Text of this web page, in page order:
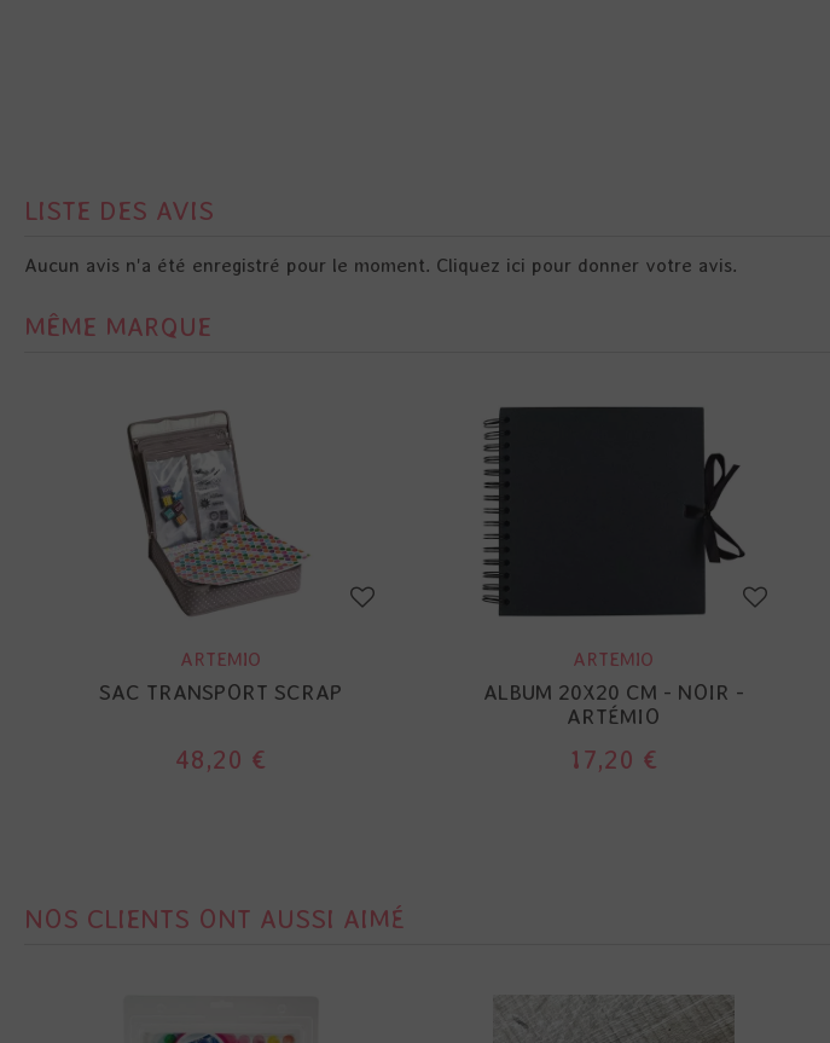
LISTE DES AVIS
Aucun avis n'a été enregistré pour le moment. Cliquez ici pour donner votre avis.
MÊME MARQUE
ARTEMIO
SAC TRANSPORT SCRAP
48,20 €
ARTEMIO
ALBUM 20X20 CM - NOIR -
ARTÉMIO
17,20 €
NOS CLIENTS ONT AUSSI AIMÉ